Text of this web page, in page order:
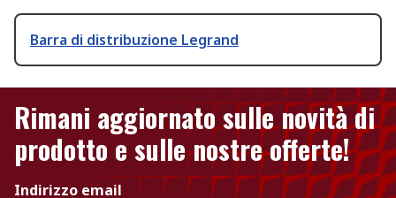
Barra di distribuzione Legrand
Rimani aggiornato sulle novità di
prodotto e sulle nostre offerte!
Indirizzo email